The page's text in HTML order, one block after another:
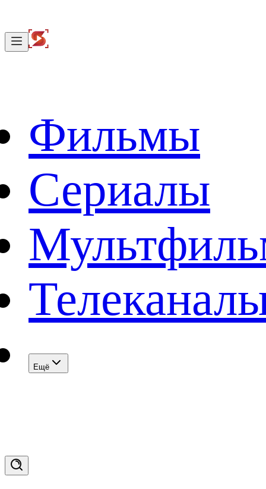
Фильмы
Сериалы
Eщё